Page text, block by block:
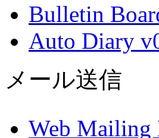
Bulletin
Auto Diary
メール送信
Web Mailing